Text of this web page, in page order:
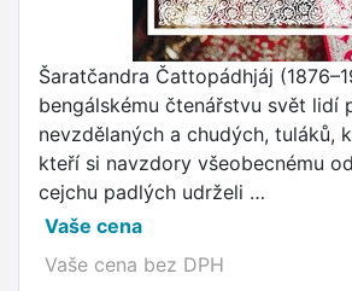
Šaratčandra Čattopádhjáj
bengálskému čtenářstvu svět lidí
nevzdělaných a chudých, tuláků,
kteří si navzdory všeobecnému
cejchu padlých udrželi …
Vaše cena
Vaše cena bez DPH